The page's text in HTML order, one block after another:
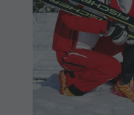
Standort